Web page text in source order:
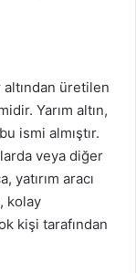
altından üretilen
Yarım altın,
ismi almıştır.
veya diğer
yatırım aracı
kolay
kişi tarafından